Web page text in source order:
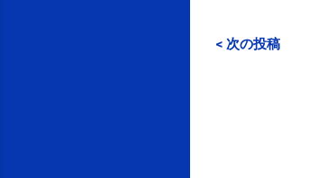
< 次の投稿